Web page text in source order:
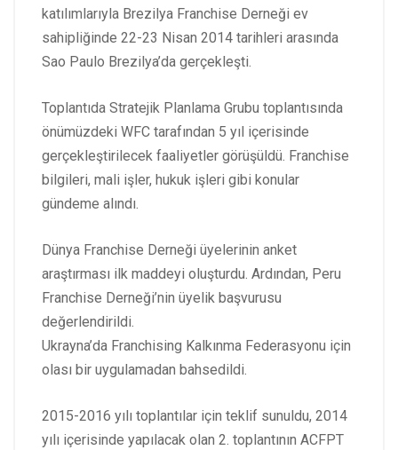
katılımlarıyla Brezilya Franchise Derneği ev
sahipliğinde 22-23 Nisan 2014 tarihleri arasında
Sao Paulo Brezilya’da gerçekleşti.
Toplantıda Stratejik Planlama Grubu toplantısında
önümüzdeki WFC tarafından 5 yıl içerisinde
gerçekleştirilecek faaliyetler görüşüldü. Franchise
bilgileri, mali işler, hukuk işleri gibi konular
gündeme alındı.
Dünya Franchise Derneği üyelerinin anket
araştırması ilk maddeyi oluşturdu. Ardından, Peru
Franchise Derneği’nin üyelik başvurusu
değerlendirildi.
Ukrayna’da Franchising Kalkınma Federasyonu için
olası bir uygulamadan bahsedildi.
2015-2016 yılı toplantılar için teklif sunuldu, 2014
yılı içerisinde yapılacak olan 2. toplantının ACFPT